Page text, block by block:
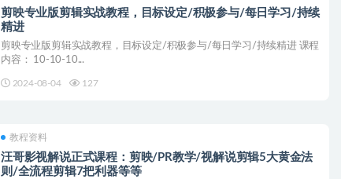
剪映专业版剪辑实战教程，目标设定/积极参与/每日学习/持续
精进
剪映专业版剪辑实战教程，目标设定/积极参与/每日学习/持续精进 课程
内容： 10-10-10...
2024-08-04 127
教程资料
汪哥影视解说正式课程：剪映/PR教学/视解说剪辑5大黄金法
则/全流程剪辑7把利器等等